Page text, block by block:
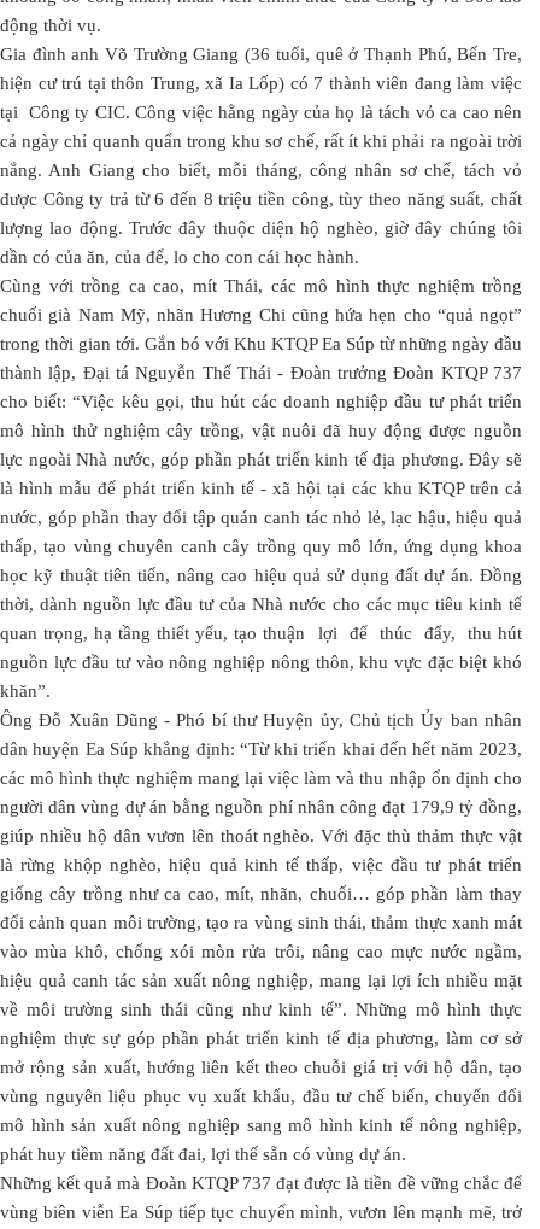
động thời vụ.
Gia đình anh Võ Trường Giang (36 tuổi, quê ở Thạnh Phú, Bến Tre,
hiện cư trú tại thôn Trung, xã Ia Lốp) có 7 thành viên đang làm việc
tại Công ty CIC. Công việc hằng ngày của họ là tách vỏ ca cao nên
cả ngày chỉ quanh quẩn trong khu sơ chế, rất ít khi phải ra ngoài trời
nắng. Anh Giang cho biết, mỗi tháng, công nhân sơ chế, tách vỏ
được Công ty trả từ 6 đến 8 triệu tiền công, tùy theo năng suất, chất
lượng lao động. Trước đây thuộc diện hộ nghèo, giờ đây chúng tôi
dần có của ăn, của để, lo cho con cái học hành.
Cùng với trồng ca cao, mít Thái, các mô hình thực nghiệm trồng
chuối già Nam Mỹ, nhãn Hương Chi cũng hứa hẹn cho “quả ngọt”
trong thời gian tới. Gắn bó với Khu KTQP Ea Súp từ những ngày đầu
thành lập, Đại tá Nguyễn Thế Thái - Đoàn trưởng Đoàn KTQP 737
cho biết: “Việc kêu gọi, thu hút các doanh nghiệp đầu tư phát triển
mô hình thử nghiệm cây trồng, vật nuôi đã huy động được nguồn
lực ngoài Nhà nước, góp phần phát triển kinh tế địa phương. Đây sẽ
là hình mẫu để phát triển kinh tế - xã hội tại các khu KTQP trên cả
nước, góp phần thay đổi tập quán canh tác nhỏ lẻ, lạc hậu, hiệu quả
thấp, tạo vùng chuyên canh cây trồng quy mô lớn, ứng dụng khoa
học kỹ thuật tiên tiến, nâng cao hiệu quả sử dụng đất dự án. Đồng
thời, dành nguồn lực đầu tư của Nhà nước cho các mục tiêu kinh tế
quan trọng, hạ tầng thiết yếu, tạo thuận lợi để thúc đẩy, thu hút
nguồn lực đầu tư vào nông nghiệp nông thôn, khu vực đặc biệt khó
khăn”.
Ông Đỗ Xuân Dũng - Phó bí thư Huyện ủy, Chủ tịch Ủy ban nhân
dân huyện Ea Súp khẳng định: “Từ khi triển khai đến hết năm 2023,
các mô hình thực nghiệm mang lại việc làm và thu nhập ổn định cho
người dân vùng dự án bằng nguồn phí nhân công đạt 179,9 tỷ đồng,
giúp nhiều hộ dân vươn lên thoát nghèo. Với đặc thù thảm thực vật
là rừng khộp nghèo, hiệu quả kinh tế thấp, việc đầu tư phát triển
giống cây trồng như ca cao, mít, nhãn, chuối… góp phần làm thay
đổi cảnh quan môi trường, tạo ra vùng sinh thái, thảm thực xanh mát
vào mùa khô, chống xói mòn rửa trôi, nâng cao mực nước ngầm,
hiệu quả canh tác sản xuất nông nghiệp, mang lại lợi ích nhiều mặt
về môi trường sinh thái cũng như kinh tế”. Những mô hình thực
nghiệm thực sự góp phần phát triển kinh tế địa phương, làm cơ sở
mở rộng sản xuất, hướng liên kết theo chuỗi giá trị với hộ dân, tạo
vùng nguyên liệu phục vụ xuất khẩu, đầu tư chế biến, chuyển đổi
mô hình sản xuất nông nghiệp sang mô hình kinh tế nông nghiệp,
phát huy tiềm năng đất đai, lợi thế sẵn có vùng dự án.
Những kết quả mà Đoàn KTQP 737 đạt được là tiền đề vững chắc để
vùng biên viễn Ea Súp tiếp tục chuyển mình, vươn lên mạnh mẽ, trở